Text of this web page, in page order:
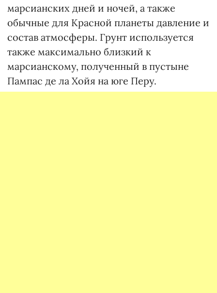
марсианских дней и ночей, а также
обычные для Красной планеты давление и
состав атмосферы. Грунт используется
также максимально близкий к
марсианскому, полученный в пустыне
Пампас де ла Хойя на юге Перу.